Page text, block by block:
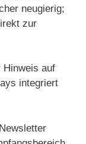
neugierig;
zur
Hinweis auf
integriert